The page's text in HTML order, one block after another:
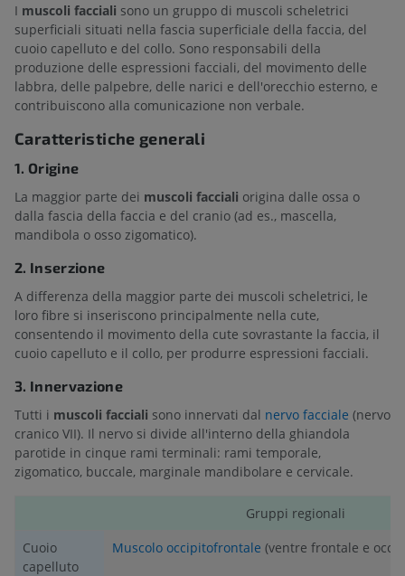
I muscoli facciali sono un gruppo di muscoli scheletrici
superficiali situati nella fascia superficiale della faccia, del
cuoio capelluto e del collo. Sono responsabili della
produzione delle espressioni facciali, del movimento delle
labbra, delle palpebre, delle narici e dell'orecchio esterno, e
contribuiscono alla comunicazione non verbale.
Caratteristiche generali
1. Origine
La maggior parte dei muscoli facciali origina dalle ossa o
dalla fascia della faccia e del cranio (ad es., mascella,
mandibola o osso zigomatico).
2. Inserzione
A differenza della maggior parte dei muscoli scheletrici, le
loro fibre si inseriscono principalmente nella cute,
consentendo il movimento della cute sovrastante la faccia, il
cuoio capelluto e il collo, per produrre espressioni facciali.
3. Innervazione
Tutti i muscoli facciali sono innervati dal nervo facciale (nervo
cranico VII). Il nervo si divide all'interno della ghiandola
parotide in cinque rami terminali: rami temporale,
zigomatico, buccale, marginale mandibolare e cervicale.
Gruppi regionali
Cuoio
capelluto
Muscolo occipitofrontale (ventre frontale e